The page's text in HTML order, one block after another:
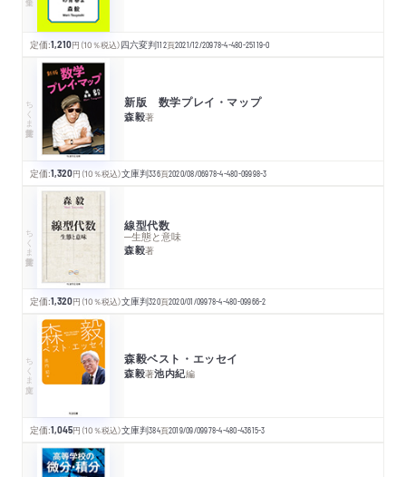
定価:1,210円 （10％税込）四六変判112頁2021/12/20978-4-480-25119-0
ちくま学芸文庫 新版 数学プレイ・マップ
森毅著
定価:1,320円 （10％税込）文庫判336頁2020/08/06978-4-480-09998-3
ちくま学芸文庫 線型代数
─生態と意味
森毅著
定価:1,320円 （10％税込）文庫判320頁2020/01/09978-4-480-09966-2
ちくま文庫 森毅ベスト・エッセイ
森毅著池内紀編
定価:1,045円 （10％税込）文庫判384頁2019/09/09978-4-480-43615-3